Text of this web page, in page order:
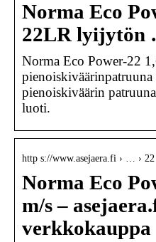
Norma Eco
22LR lyijytön
Norma Eco Power-22
pienoiskiväärin
luoti.
http s://www.asejaera.fi › … ›
Norma Eco
m/s –
verkkokauppa